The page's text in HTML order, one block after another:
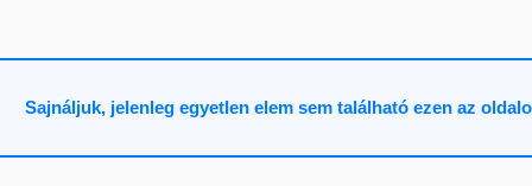
Sajnáljuk, jelenleg egyetlen elem sem található ezen az